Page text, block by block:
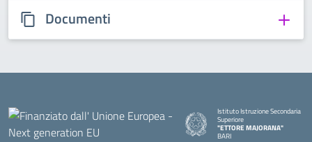
Documenti
Istituto Istruzione Secondaria
Superiore
"ETTORE MAJORANA"
BARI